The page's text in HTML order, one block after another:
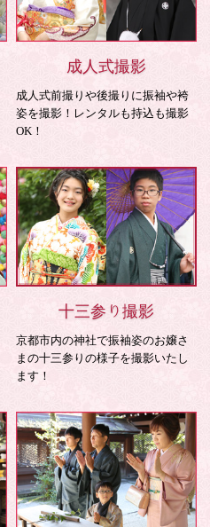
成人式撮影
成人式前撮りや後撮りに振袖や袴
姿を撮影！レンタルも持込も撮影
OK！
十三参り撮影
京都市内の神社で振袖姿のお嬢さ
まの十三参りの様子を撮影いたし
ます！